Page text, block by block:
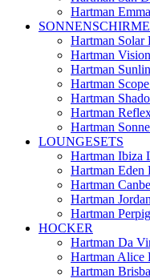
Hartman
SONNENSCHIRME
Hartman Solar
Hartman
Hartman
Hartman
Hartman
Hartman
Hartman
LOUNGESETS
Hartman Ibiza
Hartman Eden
Hartman
Hartman
Hartman
HOCKER
Hartman Da
Hartman Alice
Hartman